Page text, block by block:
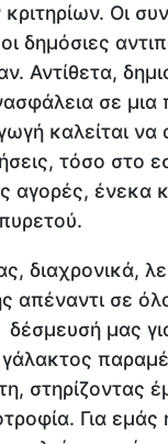
Οι
δημόσιες
Αντίθετα,
σε μια
καλείται να
τόσο στο
αγορές, ένεκα
διαχρονικά,
απέναντι σε
μας
στηρίζοντας
Για εμάς